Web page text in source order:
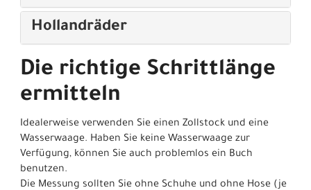
Hollandräder
Die richtige Schrittlänge
ermitteln
Idealerweise verwenden Sie einen Zollstock und eine
Wasserwaage. Haben Sie keine Wasserwaage zur
Verfügung, können Sie auch problemlos ein Buch
benutzen.
Die Messung sollten Sie ohne Schuhe und ohne Hose (je